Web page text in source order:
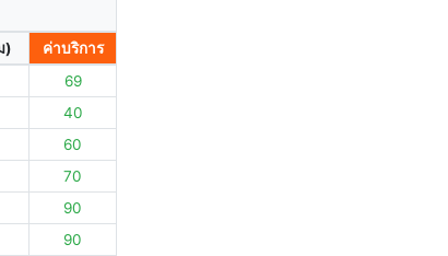
)
ค่าบริการ
69
40
60
70
90
90